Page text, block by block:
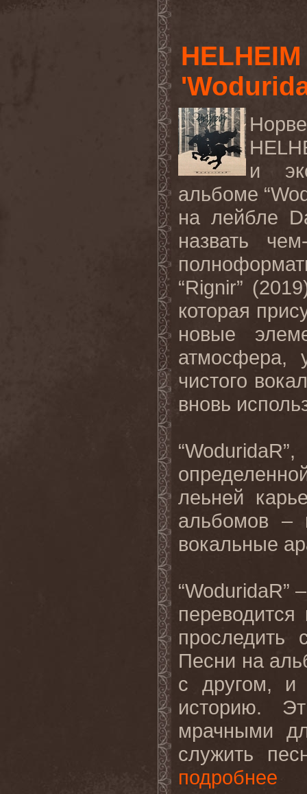
и
альбоме “
на лейбле
назвать
“Rignir”
которая
новые
атмосфера,
чистого
вновь
леьней
альбомов –
вокальные
“WoduridaR”
переводится
проследить
Песни на
с другом, и
историю.
мрачными
служить
подробнее